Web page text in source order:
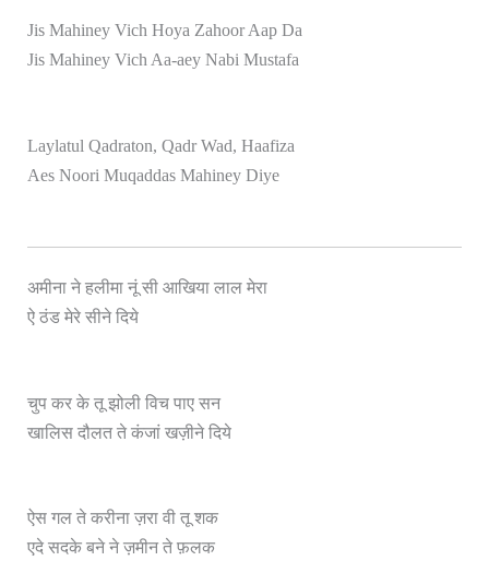
Jis Mahiney Vich Hoya Zahoor Aap Da
Jis Mahiney Vich Aa-aey Nabi Mustafa
Laylatul Qadraton, Qadr Wad, Haafiza
Aes Noori Muqaddas Mahiney Diye
अमीना ने हलीमा नूं सी आखिया लाल मेरा
ऐ ठंड मेरे सीने दिये
चुप कर के तू झोली विच पाए सन
खालिस दौलत ते कंजां खज़ीने दिये
ऐस गल ते करीना ज़रा वी तू शक
एदे सदके बने ने ज़मीन ते फ़लक